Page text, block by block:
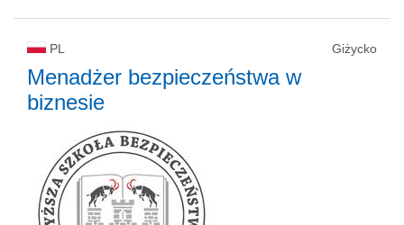
PL Giżycko
Menadżer bezpieczeństwa w
biznesie